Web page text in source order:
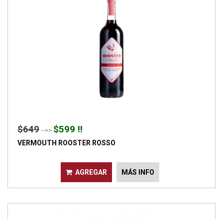
$649 -->> $599 !!
VERMOUTH ROOSTER ROSSO
AGREGAR MÁS INFO